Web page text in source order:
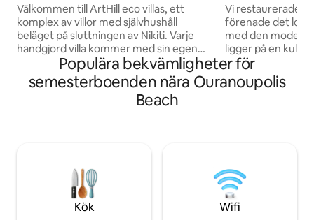
och trädgård
Välkommen till ArtHill eco villas, ett
komplex av villor med självhushåll
beläget på sluttningen av Nikiti. Varje
handgjord villa kommer med sin egen
privata pool och oavbruten utsikt över
Egeiska havet. Varje ekovilla sträcker sig
över två nivåer och har två sovrum, två
badrum och en öppen planlösning, fullt
Vi restaurerade
förenade det
med den
ligger på en kulle
bysantinska
berömda kust.
obegränsad
Populära bekvämligheter för
semesterboenden nära Ouranoupolis
Beach
Kök Wifi